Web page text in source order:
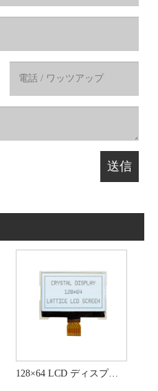
128×64 LCD ディスプレイ モジュール FSTN ポジティブ ディスプレイ モジュール